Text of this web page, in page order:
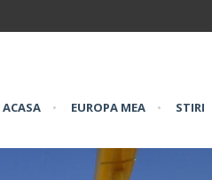
ACASA • EUROPA MEA • STIRI